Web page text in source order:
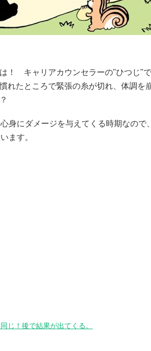
！ キャリアカウンセラーの"ひつじ"で
れたところで緊張の糸が切れ、体調を
身にダメージを与えてくる時期なので
ます。
じ！後で結果が出てくる。